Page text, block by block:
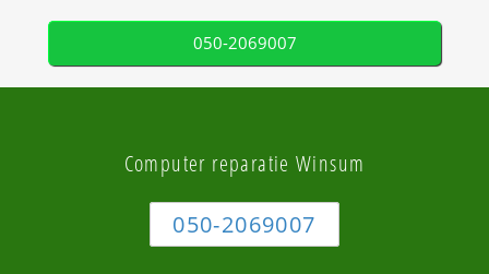
050-2069007
Computer reparatie Winsum
050-2069007